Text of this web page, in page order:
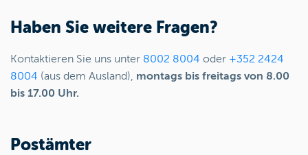
Haben Sie weitere Fragen?
Kontaktieren Sie uns unter 8002 8004 oder +352 2424
8004 (aus dem Ausland), montags bis freitags von 8.00
bis 17.00 Uhr.
Postämter